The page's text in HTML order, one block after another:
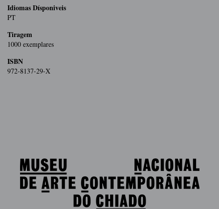
Idiomas Dísponiveis
PT
Tiragem
1000 exemplares
ISBN
972-8137-29-X